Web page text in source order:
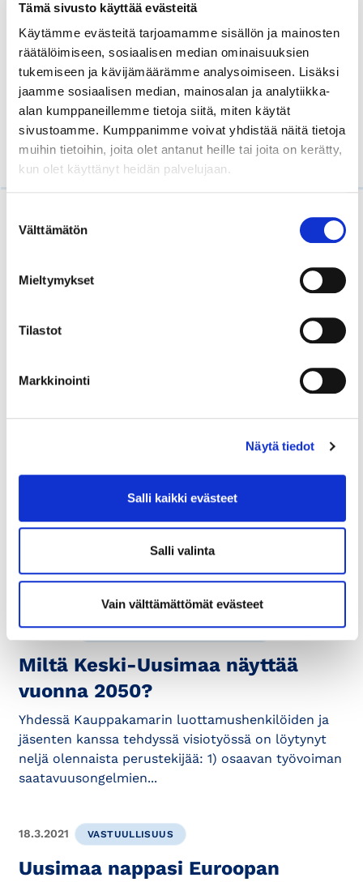
Tämä sivusto käyttää evästeitä
Käytämme evästeitä tarjoamamme sisällön ja mainosten
räätälöimiseen, sosiaalisen median ominaisuuksien
tukemiseen ja kävijämäärämme analysoimiseen. Lisäksi
jaamme sosiaalisen median, mainosalan ja analytiikka-
alan kumppaneillemme tietoja siitä, miten käytät
sivustoamme. Kumppanimme voivat yhdistää näitä tietoja
muihin tietoihin, joita olet antanut heille tai joita on kerätty,
kun olet käyttänyt heidän palvelujaan.
valinta
Välttämätön
Mieltymykset
Tilastot
Markkinointi
Näytä tiedot
Salli kaikki evästeet
Salli valinta
Vain välttämättömät evästeet
voi mainiosti monistaa. Päätettiin perustaa
toiminnallinen ryhmä, jossa yhdessä ratkotaan
kiperiä kysymyksiä ja tapoja tiedonjakamiseen.
Osallistujat olivat yhtä mieltä siitä, että on kaikkien
etu ratkoa yhdessä haasteita ennemmin kuin
puuhastella yksinään päällekkäistä työtä tehden.
Lue myös
Luonnos Uudenmaan
maakuntaohjelmaksi
Uudenmaan visio 2050 Vision selitysosassa on hyvin
kunnianhimoa, mutta visiota olisi hyvä määrittää,
miten hyvin vision toteutuksessa...
19.4.2022 KAUPPAKAMARILAISET ÄÄNESSÄ
Miltä Keski-Uusimaa näyttää
vuonna 2050?
Yhdessä Kauppakamarin luottamushenkilöiden ja
jäsenten kanssa tehdyssä visiotyössä on löytynyt
neljä olennaista perustekijää: 1) osaavan työvoiman
saatavuusongelmien...
18.3.2021 VASTUULLISUUS
Uusimaa nappasi Euroopan